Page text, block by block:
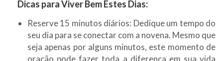
Dicas para Viver Bem Estes Dias:
Reserve 15 minutos diários: Dedique um tempo do
seu dia para se conectar com a novena. Mesmo que
seja apenas por alguns minutos, este momento de
oração pode fazer toda a diferença em sua vida